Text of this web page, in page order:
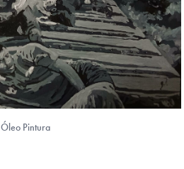
Óleo Pintura